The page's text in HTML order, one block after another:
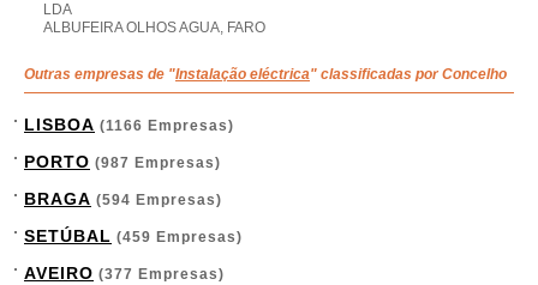
LDA
ALBUFEIRA OLHOS AGUA, FARO
Outras empresas de "Instalação eléctrica" classificadas por Concelho
LISBOA (1166 Empresas)
PORTO (987 Empresas)
BRAGA (594 Empresas)
SETÚBAL (459 Empresas)
AVEIRO (377 Empresas)